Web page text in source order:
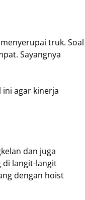
truk. Soal
Sayangnya
ini agar kinerja
dan juga
di langit-langit
dengan hoist